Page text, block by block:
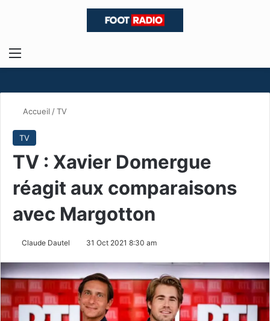
Menu
Accueil /TV
TV
TV : Xavier Domergue
réagit aux comparaisons
avec Margotton
Claude Dautel 31 Oct 2021 8:30 am